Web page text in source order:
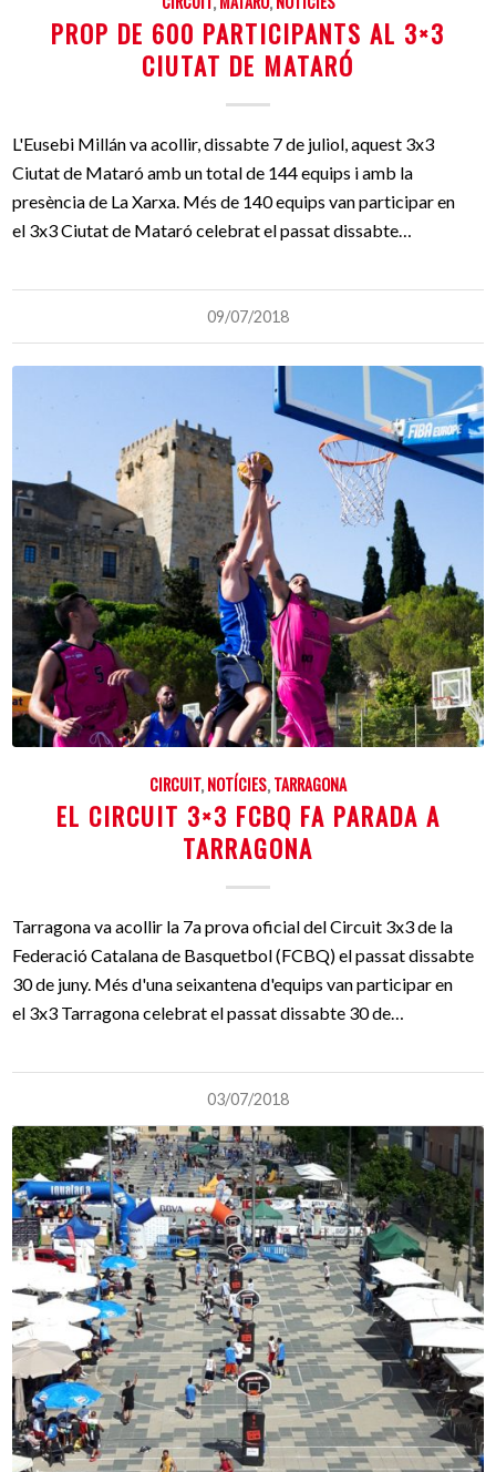
PROP DE 600 PARTICIPANTS AL 3×3
CIUTAT DE MATARÓ
L'Eusebi Millán va acollir, dissabte 7 de juliol, aquest 3x3
Ciutat de Mataró amb un total de 144 equips i amb la
presència de La Xarxa. Més de 140 equips van participar en
el 3x3 Ciutat de Mataró celebrat el passat dissabte…
09/07/2018
CIRCUIT,NOTÍCIES,TARRAGONA
EL CIRCUIT 3×3 FCBQ FA PARADA A
TARRAGONA
Tarragona va acollir la 7a prova oficial del Circuit 3x3 de la
Federació Catalana de Basquetbol (FCBQ) el passat dissabte
30 de juny. Més d'una seixantena d'equips van participar en
el 3x3 Tarragona celebrat el passat dissabte 30 de…
03/07/2018